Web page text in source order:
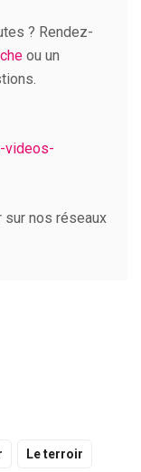
? Rendez-
ou un
videos-
nos réseaux
Le terroir